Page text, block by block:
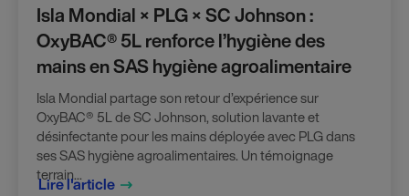
Isla Mondial × PLG × SC Johnson :
OxyBAC® 5L renforce l’hygiène des
mains en SAS hygiène agroalimentaire
Isla Mondial partage son retour d’expérience sur
OxyBAC® 5L de SC Johnson, solution lavante et
désinfectante pour les mains déployée avec PLG dans
ses SAS hygiène agroalimentaires. Un témoignage
terrain...
Lire l'article